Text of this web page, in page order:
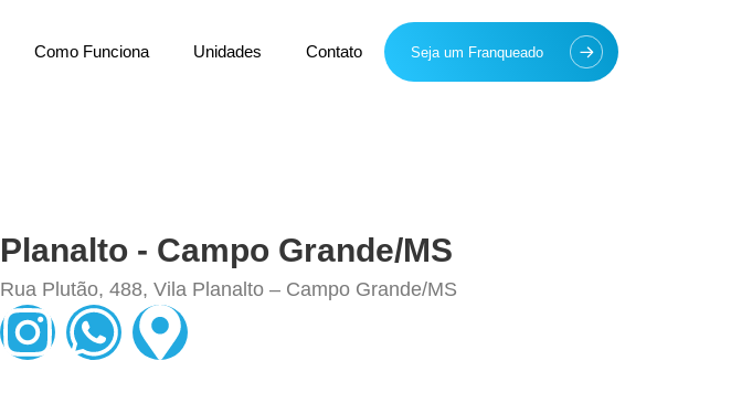
Como Funciona Unidades Contato Seja um Franqueado
Planalto - Campo Grande/MS
Rua Plutão, 488, Vila Planalto – Campo Grande/MS